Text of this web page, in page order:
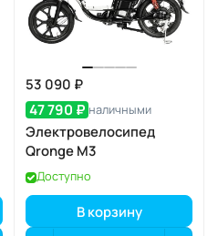
53 090 ₽
47 790 ₽ наличными
Электровелосипед
Qronge M3
Доступно
В корзину